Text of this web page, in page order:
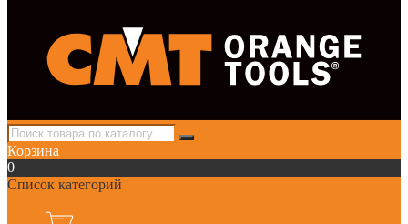
Корзина
0
Список категорий